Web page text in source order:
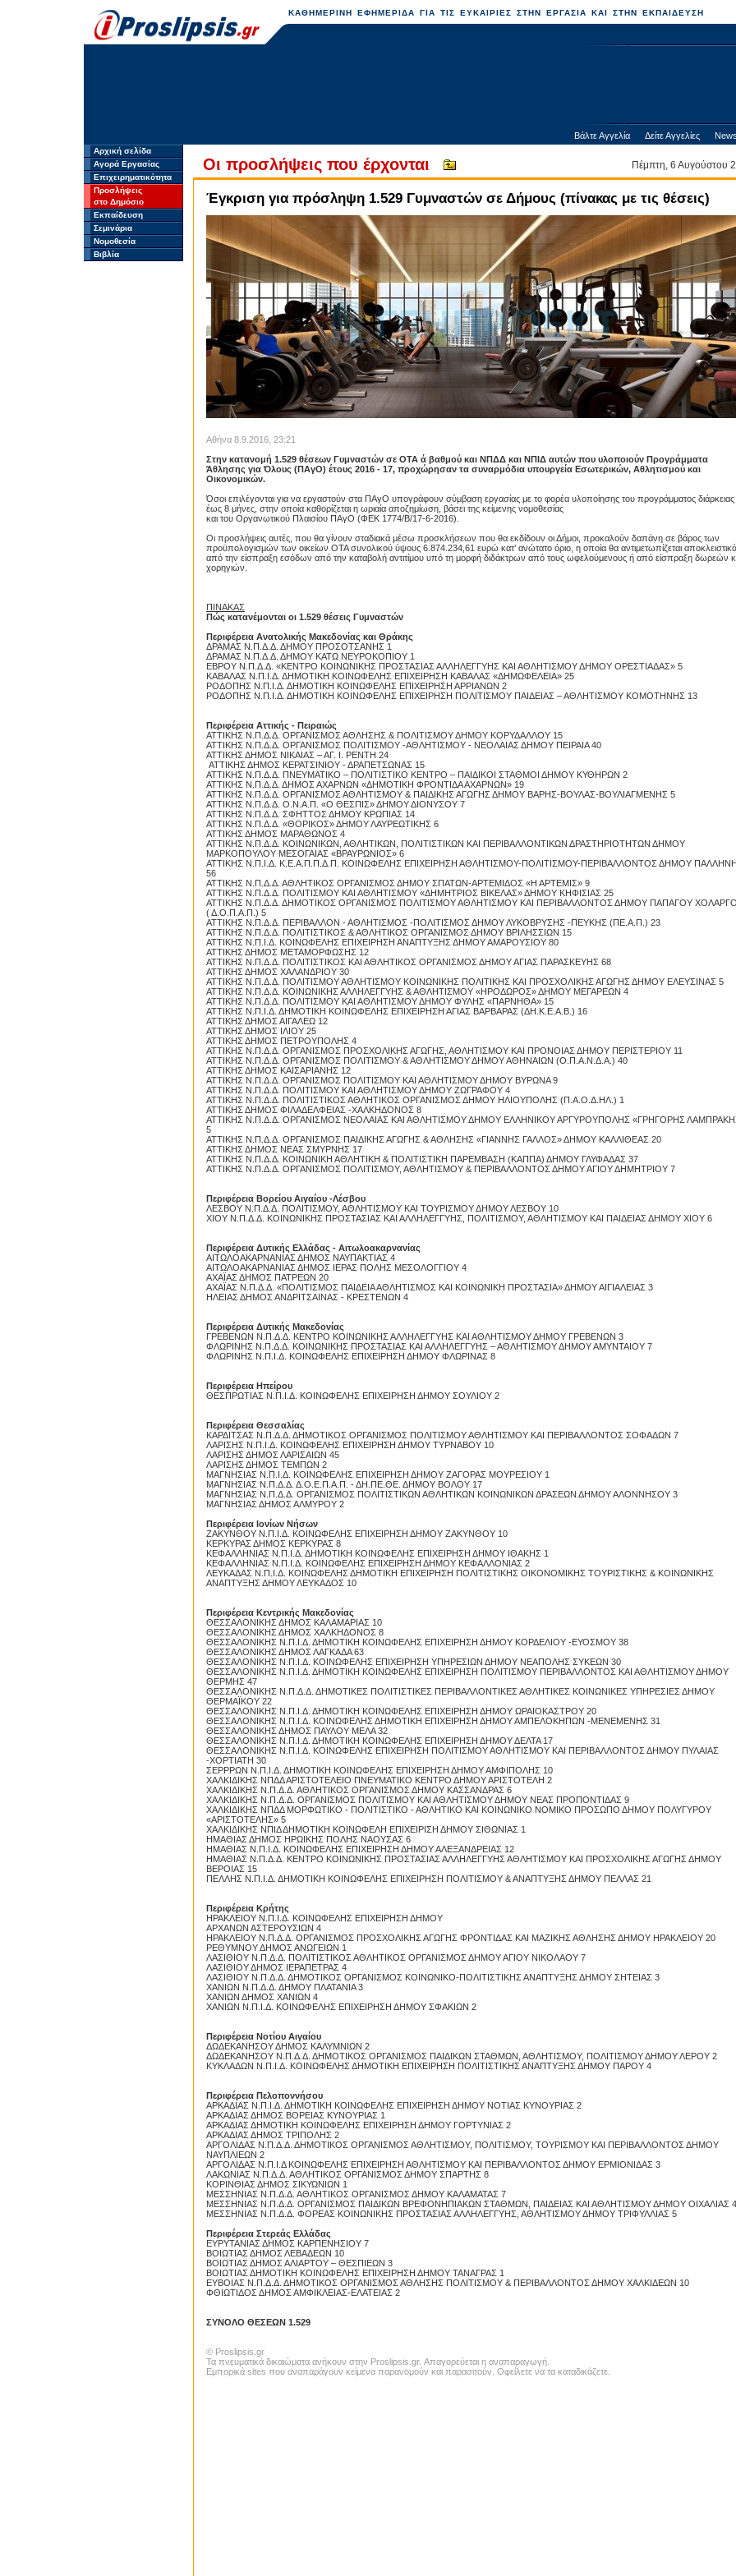
ΚΑΘΗΜΕΡΙΝΗ ΕΦΗΜΕΡΙΔΑ ΓΙΑ ΤΙΣ ΕΥΚΑΙΡΙΕΣ ΣΤΗΝ ΕΡΓΑΣΙΑ ΚΑΙ ΣΤΗΝ ΕΚΠΑΙΔΕΥΣΗ
Βάλτε Αγγελία Δείτε Αγγελίες
Αρχική σελίδα
Αγορά Εργασίας
Επιχειρηματικότητα
Προσλήψεις
στο Δημόσιο
Εκπαίδευση
Σεμινάρια
Νομοθεσία
Βιβλία
Οι προσλήψεις που έρχονται Πέμπτη, 6
Έγκριση για πρόσληψη 1.529 Γυμναστών σε Δήμους (πίνακας με τις θέσεις)
Αθήνα 8.9.2016, 23:21
Στην κατανομή 1.529 θέσεων Γυμναστών σε ΟΤΑ ά βαθμού και ΝΠΔΔ και ΝΠΙΔ αυτών που υλοποιούν Προγράμματα
Άθλησης για Όλους (ΠΑγΟ) έτους 2016 - 17, προχώρησαν τα συναρμόδια υπουργεία Εσωτερικών, Αθλητισμού και
Οικονομικών.
Όσοι επιλέγονται για να εργαστούν στα ΠΑγΟ υπογράφουν σύμβαση εργασίας με το φορέα υλοποίησης του προγράμματος διάρκειας
έως 8 μήνες, στην οποία καθορίζεται η ωριαία αποζημίωση, βάσει της κείμενης νομοθεσίας
και του Οργανωτικού Πλαισίου ΠΑγΟ (ΦΕΚ 1774/Β/17-6-2016).
Oι προσλήψεις αυτές, που θα γίνουν σταδιακά μέσω προσκλήσεων που θα εκδίδουν οι Δήμοι, προκαλούν δαπάνη σε βάρος των
προϋπολογισμών των οικείων ΟΤΑ συνολικού ύψους 6.874.234,61 ευρώ κατ’ ανώτατο όριο, η οποία θα αντιμετωπίζεται αποκλειστικά
από την είσπραξη εσόδων από την καταβολή αντιτίμου υπό τη μορφή διδάκτρων από τους ωφελούμενους ή από είσπραξη δωρεών
χορηγιών.
ΠΙΝΑΚΑΣ
Πώς κατανέμονται οι 1.529 θέσεις Γυμναστών
Περιφέρεια Ανατολικής Μακεδονίας και Θράκης
ΔΡΑΜΑΣ Ν.Π.Δ.Δ. ΔΗΜΟΥ ΠΡΟΣΟΤΣΑΝΗΣ 1
ΔΡΑΜΑΣ Ν.Π.Δ.Δ. ΔΗΜΟΥ ΚΑΤΩ ΝΕΥΡΟΚΟΠΙΟΥ 1
ΕΒΡΟΥ Ν.Π.Δ.Δ. «ΚΕΝΤΡΟ ΚΟΙΝΩΝΙΚΗΣ ΠΡΟΣΤΑΣΙΑΣ ΑΛΛΗΛΕΓΓΥΗΣ ΚΑΙ ΑΘΛΗΤΙΣΜΟΥ ΔΗΜΟΥ ΟΡΕΣΤΙΑΔΑΣ» 5
ΚΑΒΑΛΑΣ Ν.Π.Ι.Δ. ΔΗΜΟΤΙΚΗ ΚΟΙΝΩΦΕΛΗΣ ΕΠΙΧΕΙΡΗΣΗ ΚΑΒΑΛΑΣ «ΔΗΜΩΦΕΛΕΙΑ» 25
ΡΟΔΟΠΗΣ Ν.Π.Ι.Δ. ΔΗΜΟΤΙΚΗ ΚΟΙΝΩΦΕΛΗΣ ΕΠΙΧΕΙΡΗΣΗ ΑΡΡΙΑΝΩΝ 2
ΡΟΔΟΠΗΣ Ν.Π.Ι.Δ. ΔΗΜΟΤΙΚΗ ΚΟΙΝΩΦΕΛΗΣ ΕΠΙΧΕΙΡΗΣΗ ΠΟΛΙΤΙΣΜΟΥ ΠΑΙΔΕΙΑΣ – ΑΘΛΗΤΙΣΜΟΥ ΚΟΜΟΤΗΝΗΣ 13
Περιφέρεια Αττικής - Πειραιώς
ΑΤΤΙΚΗΣ Ν.Π.Δ.Δ. ΟΡΓΑΝΙΣΜΟΣ ΑΘΛΗΣΗΣ & ΠΟΛΙΤΙΣΜΟΥ ΔΗΜΟΥ ΚΟΡΥΔΑΛΛΟΥ 15
ΑΤΤΙΚΗΣ Ν.Π.Δ.Δ. ΟΡΓΑΝΙΣΜΟΣ ΠΟΛΙΤΙΣΜΟΥ -ΑΘΛΗΤΙΣΜΟΥ - ΝΕΟΛΑΙΑΣ ΔΗΜΟΥ ΠΕΙΡΑΙΑ 40
ΑΤΤΙΚΗΣ ΔΗΜΟΣ ΝΙΚΑΙΑΣ – ΑΓ. Ι. ΡΕΝΤΗ 24
ΑΤΤΙΚΗΣ ΔΗΜΟΣ ΚΕΡΑΤΣΙΝΙΟΥ - ΔΡΑΠΕΤΣΩΝΑΣ 15
ΑΤΤΙΚΗΣ Ν.Π.Δ.Δ. ΠΝΕΥΜΑΤΙΚΟ – ΠΟΛΙΤΙΣΤΙΚΟ ΚΕΝΤΡΟ – ΠΑΙΔΙΚΟΙ ΣΤΑΘΜΟΙ ΔΗΜΟΥ ΚΥΘΗΡΩΝ 2
ΑΤΤΙΚΗΣ Ν.Π.Δ.Δ. ΔΗΜΟΣ ΑΧΑΡΝΩΝ «ΔΗΜΟΤΙΚΗ ΦΡΟΝΤΙΔΑ ΑΧΑΡΝΩΝ» 19
ΑΤΤΙΚΗΣ Ν.Π.Δ.Δ. ΟΡΓΑΝΙΣΜΟΣ ΑΘΛΗΤΙΣΜΟΥ & ΠΑΙΔΙΚΗΣ ΑΓΩΓΗΣ ΔΗΜΟΥ ΒΑΡΗΣ-ΒΟΥΛΑΣ-ΒΟΥΛΙΑΓΜΕΝΗΣ 5
ΑΤΤΙΚΗΣ Ν.Π.Δ.Δ. Ο.Ν.Α.Π. «Ο ΘΕΣΠΙΣ» ΔΗΜΟΥ ΔΙΟΝΥΣΟΥ 7
ΑΤΤΙΚΗΣ Ν.Π.Δ.Δ. ΣΦΗΤΤΟΣ ΔΗΜΟΥ ΚΡΩΠΙΑΣ 14
ΑΤΤΙΚΗΣ Ν.Π.Δ.Δ. «ΘΟΡΙΚΟΣ» ΔΗΜΟΥ ΛΑΥΡΕΩΤΙΚΗΣ 6
ΑΤΤΙΚΗΣ ΔΗΜΟΣ ΜΑΡΑΘΩΝΟΣ 4
ΑΤΤΙΚΗΣ Ν.Π.Δ.Δ. ΚΟΙΝΩΝΙΚΩΝ, ΑΘΛΗΤΙΚΩΝ, ΠΟΛΙΤΙΣΤΙΚΩΝ ΚΑΙ ΠΕΡΙΒΑΛΛΟΝΤΙΚΩΝ ΔΡΑΣΤΗΡΙΟΤΗΤΩΝ ΔΗΜΟΥ
ΜΑΡΚΟΠΟΥΛΟΥ ΜΕΣΟΓΑΙΑΣ «ΒΡΑΥΡΩΝΙΟΣ» 6
ΑΤΤΙΚΗΣ Ν.Π.Ι.Δ. Κ.Ε.Α.Π.Π.Δ.Π. ΚΟΙΝΩΦΕΛΗΣ ΕΠΙΧΕΙΡΗΣΗ ΑΘΛΗΤΙΣΜΟΥ-ΠΟΛΙΤΙΣΜΟΥ-ΠΕΡΙΒΑΛΛΟΝΤΟΣ ΔΗΜΟΥ
56
ΑΤΤΙΚΗΣ Ν.Π.Δ.Δ. ΑΘΛΗΤΙΚΟΣ ΟΡΓΑΝΙΣΜΟΣ ΔΗΜΟΥ ΣΠΑΤΩΝ-ΑΡΤΕΜΙΔΟΣ «Η ΑΡΤΕΜΙΣ» 9
ΑΤΤΙΚΗΣ Ν.Π.Δ.Δ. ΠΟΛΙΤΙΣΜΟΥ ΚΑΙ ΑΘΛΗΤΙΣΜΟΥ «ΔΗΜΗΤΡΙΟΣ ΒΙΚΕΛΑΣ» ΔΗΜΟΥ ΚΗΦΙΣΙΑΣ 25
ΑΤΤΙΚΗΣ Ν.Π.Δ.Δ. ΔΗΜΟΤΙΚΟΣ ΟΡΓΑΝΙΣΜΟΣ ΠΟΛΙΤΙΣΜΟΥ ΑΘΛΗΤΙΣΜΟΥ ΚΑΙ ΠΕΡΙΒΑΛΛΟΝΤΟΣ ΔΗΜΟΥ ΠΑΠΑΓΟΥ
( Δ.Ο.Π.Α.Π.) 5
ΑΤΤΙΚΗΣ Ν.Π.Δ.Δ. ΠΕΡΙΒΑΛΛΟΝ - ΑΘΛΗΤΙΣΜΟΣ -ΠΟΛΙΤΙΣΜΟΣ ΔΗΜΟΥ ΛΥΚΟΒΡΥΣΗΣ -ΠΕΥΚΗΣ (ΠΕ.Α.Π.) 23
ΑΤΤΙΚΗΣ Ν.Π.Δ.Δ. ΠΟΛΙΤΙΣΤΙΚΟΣ & ΑΘΛΗΤΙΚΟΣ ΟΡΓΑΝΙΣΜΟΣ ΔΗΜΟΥ ΒΡΙΛΗΣΣΙΩΝ 15
ΑΤΤΙΚΗΣ Ν.Π.Ι.Δ. ΚΟΙΝΩΦΕΛΗΣ ΕΠΙΧΕΙΡΗΣΗ ΑΝΑΠΤΥΞΗΣ ΔΗΜΟΥ ΑΜΑΡΟΥΣΙΟΥ 80
ΑΤΤΙΚΗΣ ΔΗΜΟΣ ΜΕΤΑΜΟΡΦΩΣΗΣ 12
ΑΤΤΙΚΗΣ Ν.Π.Δ.Δ. ΠΟΛΙΤΙΣΤΙΚΟΣ ΚΑΙ ΑΘΛΗΤΙΚΟΣ ΟΡΓΑΝΙΣΜΟΣ ΔΗΜΟΥ ΑΓΙΑΣ ΠΑΡΑΣΚΕΥΗΣ 68
ΑΤΤΙΚΗΣ ΔΗΜΟΣ ΧΑΛΑΝΔΡΙΟΥ 30
ΑΤΤΙΚΗΣ Ν.Π.Δ.Δ. ΠΟΛΙΤΙΣΜΟΥ ΑΘΛΗΤΙΣΜΟΥ ΚΟΙΝΩΝΙΚΗΣ ΠΟΛΙΤΙΚΗΣ ΚΑΙ ΠΡΟΣΧΟΛΙΚΗΣ ΑΓΩΓΗΣ ΔΗΜΟΥ ΕΛΕΥΣΙΝΑΣ 5
ΑΤΤΙΚΗΣ Ν.Π.Δ.Δ. ΚΟΙΝΩΝΙΚΗΣ ΑΛΛΗΛΕΓΓΥΗΣ & ΑΘΛΗΤΙΣΜΟΥ «ΗΡΟΔΩΡΟΣ» ΔΗΜΟΥ ΜΕΓΑΡΕΩΝ 4
ΑΤΤΙΚΗΣ Ν.Π.Δ.Δ. ΠΟΛΙΤΙΣΜΟΥ ΚΑΙ ΑΘΛΗΤΙΣΜΟΥ ΔΗΜΟΥ ΦΥΛΗΣ «ΠΑΡΝΗΘΑ» 15
ΑΤΤΙΚΗΣ Ν.Π.Ι.Δ. ΔΗΜΟΤΙΚΗ ΚΟΙΝΩΦΕΛΗΣ ΕΠΙΧΕΙΡΗΣΗ ΑΓΙΑΣ ΒΑΡΒΑΡΑΣ (ΔΗ.Κ.Ε.Α.Β.) 16
ΑΤΤΙΚΗΣ ΔΗΜΟΣ ΑΙΓΑΛΕΩ 12
ΑΤΤΙΚΗΣ ΔΗΜΟΣ ΙΛΙΟΥ 25
ΑΤΤΙΚΗΣ ΔΗΜΟΣ ΠΕΤΡΟΥΠΟΛΗΣ 4
ΑΤΤΙΚΗΣ Ν.Π.Δ.Δ. ΟΡΓΑΝΙΣΜΟΣ ΠΡΟΣΧΟΛΙΚΗΣ ΑΓΩΓΗΣ, ΑΘΛΗΤΙΣΜΟΥ ΚΑΙ ΠΡΟΝΟΙΑΣ ΔΗΜΟΥ ΠΕΡΙΣΤΕΡΙΟΥ 11
ΑΤΤΙΚΗΣ Ν.Π.Δ.Δ. ΟΡΓΑΝΙΣΜΟΣ ΠΟΛΙΤΙΣΜΟΥ & ΑΘΛΗΤΙΣΜΟΥ ΔΗΜΟΥ ΑΘΗΝΑΙΩΝ (Ο.Π.Α.Ν.Δ.Α.) 40
ΑΤΤΙΚΗΣ ΔΗΜΟΣ ΚΑΙΣΑΡΙΑΝΗΣ 12
ΑΤΤΙΚΗΣ Ν.Π.Δ.Δ. ΟΡΓΑΝΙΣΜΟΣ ΠΟΛΙΤΙΣΜΟΥ ΚΑΙ ΑΘΛΗΤΙΣΜΟΥ ΔΗΜΟΥ ΒΥΡΩΝΑ 9
ΑΤΤΙΚΗΣ Ν.Π.Δ.Δ. ΠΟΛΙΤΙΣΜΟΥ ΚΑΙ ΑΘΛΗΤΙΣΜΟΥ ΔΗΜΟΥ ΖΩΓΡΑΦΟΥ 4
ΑΤΤΙΚΗΣ Ν.Π.Δ.Δ. ΠΟΛΙΤΙΣΤΙΚΟΣ ΑΘΛΗΤΙΚΟΣ ΟΡΓΑΝΙΣΜΟΣ ΔΗΜΟΥ ΗΛΙΟΥΠΟΛΗΣ (Π.Α.Ο.Δ.ΗΛ.) 1
ΑΤΤΙΚΗΣ ΔΗΜΟΣ ΦΙΛΑΔΕΛΦΕΙΑΣ -ΧΑΛΚΗΔΟΝΟΣ 8
ΑΤΤΙΚΗΣ Ν.Π.Δ.Δ. ΟΡΓΑΝΙΣΜΟΣ ΝΕΟΛΑΙΑΣ ΚΑΙ ΑΘΛΗΤΙΣΜΟΥ ΔΗΜΟΥ ΕΛΛΗΝΙΚΟΥ ΑΡΓΥΡΟΥΠΟΛΗΣ «ΓΡΗΓΟΡΗΣ
5
ΑΤΤΙΚΗΣ Ν.Π.Δ.Δ. ΟΡΓΑΝΙΣΜΟΣ ΠΑΙΔΙΚΗΣ ΑΓΩΓΗΣ & ΑΘΛΗΣΗΣ «ΓΙΑΝΝΗΣ ΓΑΛΛΟΣ» ΔΗΜΟΥ ΚΑΛΛΙΘΕΑΣ 20
ΑΤΤΙΚΗΣ ΔΗΜΟΣ ΝΕΑΣ ΣΜΥΡΝΗΣ 17
ΑΤΤΙΚΗΣ Ν.Π.Δ.Δ. ΚΟΙΝΩΝΙΚΗ ΑΘΛΗΤΙΚΗ & ΠΟΛΙΤΙΣΤΙΚΗ ΠΑΡΕΜΒΑΣΗ (ΚΑΠΠΑ) ΔΗΜΟΥ ΓΛΥΦΑΔΑΣ 37
ΑΤΤΙΚΗΣ Ν.Π.Δ.Δ. ΟΡΓΑΝΙΣΜΟΣ ΠΟΛΙΤΙΣΜΟΥ, ΑΘΛΗΤΙΣΜΟΥ & ΠΕΡΙΒΑΛΛΟΝΤΟΣ ΔΗΜΟΥ ΑΓΙΟΥ ΔΗΜΗΤΡΙΟΥ 7
Περιφέρεια Βορείου Αιγαίου -Λέσβου
ΛΕΣΒΟΥ Ν.Π.Δ.Δ. ΠΟΛΙΤΙΣΜΟΥ, ΑΘΛΗΤΙΣΜΟΥ ΚΑΙ ΤΟΥΡΙΣΜΟΥ ΔΗΜΟΥ ΛΕΣΒΟΥ 10
ΧΙΟΥ Ν.Π.Δ.Δ. ΚΟΙΝΩΝΙΚΗΣ ΠΡΟΣΤΑΣΙΑΣ ΚΑΙ ΑΛΛΗΛΕΓΓΥΗΣ, ΠΟΛΙΤΙΣΜΟΥ, ΑΘΛΗΤΙΣΜΟΥ ΚΑΙ ΠΑΙΔΕΙΑΣ ΔΗΜΟΥ ΧΙΟΥ 6
Περιφέρεια Δυτικής Ελλάδας - Αιτωλοακαρνανίας
ΑΙΤΩΛΟΑΚΑΡΝΑΝΙΑΣ ΔΗΜΟΣ ΝΑΥΠΑΚΤΙΑΣ 4
ΑΙΤΩΛΟΑΚΑΡΝΑΝΙΑΣ ΔΗΜΟΣ ΙΕΡΑΣ ΠΟΛΗΣ ΜΕΣΟΛΟΓΓΙΟΥ 4
ΑΧΑΪΑΣ ΔΗΜΟΣ ΠΑΤΡΕΩΝ 20
ΑΧΑΪΑΣ Ν.Π.Δ.Δ. «ΠΟΛΙΤΙΣΜΟΣ ΠΑΙΔΕΙΑ ΑΘΛΗΤΙΣΜΟΣ ΚΑΙ ΚΟΙΝΩΝΙΚΗ ΠΡΟΣΤΑΣΙΑ» ΔΗΜΟΥ ΑΙΓΙΑΛΕΙΑΣ 3
ΗΛΕΙΑΣ ΔΗΜΟΣ ΑΝΔΡΙΤΣΑΙΝΑΣ - ΚΡΕΣΤΕΝΩΝ 4
Περιφέρεια Δυτικής Μακεδονίας
ΓΡΕΒΕΝΩΝ Ν.Π.Δ.Δ. ΚΕΝΤΡΟ ΚΟΙΝΩΝΙΚΗΣ ΑΛΛΗΛΕΓΓΥΗΣ ΚΑΙ ΑΘΛΗΤΙΣΜΟΥ ΔΗΜΟΥ ΓΡΕΒΕΝΩΝ 3
ΦΛΩΡΙΝΗΣ Ν.Π.Δ.Δ. ΚΟΙΝΩΝΙΚΗΣ ΠΡΟΣΤΑΣΙΑΣ ΚΑΙ ΑΛΛΗΛΕΓΓΥΗΣ – ΑΘΛΗΤΙΣΜΟΥ ΔΗΜΟΥ ΑΜΥΝΤΑΙΟΥ 7
ΦΛΩΡΙΝΗΣ Ν.Π.Ι.Δ. ΚΟΙΝΩΦΕΛΗΣ ΕΠΙΧΕΙΡΗΣΗ ΔΗΜΟΥ ΦΛΩΡΙΝΑΣ 8
Περιφέρεια Ηπείρου
ΘΕΣΠΡΩΤΙΑΣ Ν.Π.Ι.Δ. ΚΟΙΝΩΦΕΛΗΣ ΕΠΙΧΕΙΡΗΣΗ ΔΗΜΟΥ ΣΟΥΛΙΟΥ 2
Περιφέρεια Θεσσαλίας
ΚΑΡΔΙΤΣΑΣ Ν.Π.Δ.Δ. ΔΗΜΟΤΙΚΟΣ ΟΡΓΑΝΙΣΜΟΣ ΠΟΛΙΤΙΣΜΟΥ ΑΘΛΗΤΙΣΜΟΥ ΚΑΙ ΠΕΡΙΒΑΛΛΟΝΤΟΣ ΣΟΦΑΔΩΝ 7
ΛΑΡΙΣΗΣ Ν.Π.Ι.Δ. ΚΟΙΝΩΦΕΛΗΣ ΕΠΙΧΕΙΡΗΣΗ ΔΗΜΟΥ ΤΥΡΝΑΒΟΥ 10
ΛΑΡΙΣΗΣ ΔΗΜΟΣ ΛΑΡΙΣΑΙΩΝ 45
ΛΑΡΙΣΗΣ ΔΗΜΟΣ ΤΕΜΠΩΝ 2
ΜΑΓΝΗΣΙΑΣ Ν.Π.Ι.Δ. ΚΟΙΝΩΦΕΛΗΣ ΕΠΙΧΕΙΡΗΣΗ ΔΗΜΟΥ ΖΑΓΟΡΑΣ ΜΟΥΡΕΣΙΟΥ 1
ΜΑΓΝΗΣΙΑΣ Ν.Π.Δ.Δ. Δ.Ο.Ε.Π.Α.Π. - ΔΗ.ΠΕ.ΘΕ. ΔΗΜΟΥ ΒΟΛΟΥ 17
ΜΑΓΝΗΣΙΑΣ Ν.Π.Δ.Δ. ΟΡΓΑΝΙΣΜΟΣ ΠΟΛΙΤΙΣΤΙΚΩΝ ΑΘΛΗΤΙΚΩΝ ΚΟΙΝΩΝΙΚΩΝ ΔΡΑΣΕΩΝ ΔΗΜΟΥ ΑΛΟΝΝΗΣΟΥ 3
ΜΑΓΝΗΣΙΑΣ ΔΗΜΟΣ ΑΛΜΥΡΟΥ 2
Περιφέρεια Ιονίων Νήσων
ΖΑΚΥΝΘΟΥ Ν.Π.Ι.Δ. ΚΟΙΝΩΦΕΛΗΣ ΕΠΙΧΕΙΡΗΣΗ ΔΗΜΟΥ ΖΑΚΥΝΘΟΥ 10
ΚΕΡΚΥΡΑΣ ΔΗΜΟΣ ΚΕΡΚΥΡΑΣ 8
ΚΕΦΑΛΛΗΝΙΑΣ Ν.Π.Ι.Δ. ΔΗΜΟΤΙΚΗ ΚΟΙΝΩΦΕΛΗΣ ΕΠΙΧΕΙΡΗΣΗ ΔΗΜΟΥ ΙΘΑΚΗΣ 1
ΚΕΦΑΛΛΗΝΙΑΣ Ν.Π.Ι.Δ. ΚΟΙΝΩΦΕΛΗΣ ΕΠΙΧΕΙΡΗΣΗ ΔΗΜΟΥ ΚΕΦΑΛΛΟΝΙΑΣ 2
ΛΕΥΚΑΔΑΣ Ν.Π.Ι.Δ. ΚΟΙΝΩΦΕΛΗΣ ΔΗΜΟΤΙΚΗ ΕΠΙΧΕΙΡΗΣΗ ΠΟΛΙΤΙΣΤΙΚΗΣ ΟΙΚΟΝΟΜΙΚΗΣ ΤΟΥΡΙΣΤΙΚΗΣ & ΚΟΙΝΩΝΙΚΗΣ
ΑΝΑΠΤΥΞΗΣ ΔΗΜΟΥ ΛΕΥΚΑΔΟΣ 10
Περιφέρεια Κεντρικής Μακεδονίας
ΘΕΣΣΑΛΟΝΙΚΗΣ ΔΗΜΟΣ ΚΑΛΑΜΑΡΙΑΣ 10
ΘΕΣΣΑΛΟΝΙΚΗΣ ΔΗΜΟΣ ΧΑΛΚΗΔΟΝΟΣ 8
ΘΕΣΣΑΛΟΝΙΚΗΣ Ν.Π.Ι.Δ. ΔΗΜΟΤΙΚΗ ΚΟΙΝΩΦΕΛΗΣ ΕΠΙΧΕΙΡΗΣΗ ΔΗΜΟΥ ΚΟΡΔΕΛΙΟΥ -ΕΥΟΣΜΟΥ 38
ΘΕΣΣΑΛΟΝΙΚΗΣ ΔΗΜΟΣ ΛΑΓΚΑΔΑ 63
ΘΕΣΣΑΛΟΝΙΚΗΣ Ν.Π.Ι.Δ. ΚΟΙΝΩΦΕΛΗΣ ΕΠΙΧΕΙΡΗΣΗ ΥΠΗΡΕΣΙΩΝ ΔΗΜΟΥ ΝΕΑΠΟΛΗΣ ΣΥΚΕΩΝ 30
ΘΕΣΣΑΛΟΝΙΚΗΣ Ν.Π.Ι.Δ. ΔΗΜΟΤΙΚΗ ΚΟΙΝΩΦΕΛΗΣ ΕΠΙΧΕΙΡΗΣΗ ΠΟΛΙΤΙΣΜΟΥ ΠΕΡΙΒΑΛΛΟΝΤΟΣ ΚΑΙ ΑΘΛΗΤΙΣΜΟΥ ΔΗΜΟΥ
ΘΕΡΜΗΣ 47
ΘΕΣΣΑΛΟΝΙΚΗΣ Ν.Π.Δ.Δ. ΔΗΜΟΤΙΚΕΣ ΠΟΛΙΤΙΣΤΙΚΕΣ ΠΕΡΙΒΑΛΛΟΝΤΙΚΕΣ ΑΘΛΗΤΙΚΕΣ ΚΟΙΝΩΝΙΚΕΣ ΥΠΗΡΕΣΙΕΣ ΔΗΜΟΥ
ΘΕΡΜΑΪΚΟΥ 22
ΘΕΣΣΑΛΟΝΙΚΗΣ Ν.Π.Ι.Δ. ΔΗΜΟΤΙΚΗ ΚΟΙΝΩΦΕΛΗΣ ΕΠΙΧΕΙΡΗΣΗ ΔΗΜΟΥ ΩΡΑΙΟΚΑΣΤΡΟΥ 20
ΘΕΣΣΑΛΟΝΙΚΗΣ Ν.Π.Ι.Δ. ΚΟΙΝΩΦΕΛΗΣ ΔΗΜΟΤΙΚΗ ΕΠΙΧΕΙΡΗΣΗ ΔΗΜΟΥ ΑΜΠΕΛΟΚΗΠΩΝ -ΜΕΝΕΜΕΝΗΣ 31
ΘΕΣΣΑΛΟΝΙΚΗΣ ΔΗΜΟΣ ΠΑΥΛΟΥ ΜΕΛΑ 32
ΘΕΣΣΑΛΟΝΙΚΗΣ Ν.Π.Ι.Δ. ΔΗΜΟΤΙΚΗ ΚΟΙΝΩΦΕΛΗΣ ΕΠΙΧΕΙΡΗΣΗ ΔΗΜΟΥ ΔΕΛΤΑ 17
ΘΕΣΣΑΛΟΝΙΚΗΣ Ν.Π.Ι.Δ. ΚΟΙΝΩΦΕΛΗΣ ΕΠΙΧΕΙΡΗΣΗ ΠΟΛΙΤΙΣΜΟΥ ΑΘΛΗΤΙΣΜΟΥ ΚΑΙ ΠΕΡΙΒΑΛΛΟΝΤΟΣ ΔΗΜΟΥ ΠΥΛΑΙΑΣ
-ΧΟΡΤΙΑΤΗ 30
ΣΕΡΡΡΩΝ Ν.Π.Ι.Δ. ΔΗΜΟΤΙΚΗ ΚΟΙΝΩΦΕΛΗΣ ΕΠΙΧΕΙΡΗΣΗ ΔΗΜΟΥ ΑΜΦΙΠΟΛΗΣ 10
ΧΑΛΚΙΔΙΚΗΣ ΝΠΔΔ ΑΡΙΣΤΟΤΕΛΕΙΟ ΠΝΕΥΜΑΤΙΚΟ ΚΕΝΤΡΟ ΔΗΜΟΥ ΑΡΙΣΤΟΤΕΛΗ 2
ΧΑΛΚΙΔΙΚΗΣ Ν.Π.Δ.Δ. ΑΘΛΗΤΙΚΟΣ ΟΡΓΑΝΙΣΜΟΣ ΔΗΜΟΥ ΚΑΣΣΑΝΔΡΑΣ 6
ΧΑΛΚΙΔΙΚΗΣ Ν.Π.Δ.Δ. ΟΡΓΑΝΙΣΜΟΣ ΠΟΛΙΤΙΣΜΟΥ ΚΑΙ ΑΘΛΗΤΙΣΜΟΥ ΔΗΜΟΥ ΝΕΑΣ ΠΡΟΠΟΝΤΙΔΑΣ 9
ΧΑΛΚΙΔΙΚΗΣ ΝΠΔΔ ΜΟΡΦΩΤΙΚΟ - ΠΟΛΙΤΙΣΤΙΚΟ - ΑΘΛΗΤΙΚΟ ΚΑΙ ΚΟΙΝΩΝΙΚΟ ΝΟΜΙΚΟ ΠΡΟΣΩΠΟ ΔΗΜΟΥ ΠΟΛΥΓΥΡΟΥ
«ΑΡΙΣΤΟΤΕΛΗΣ» 5
ΧΑΛΚΙΔΙΚΗΣ ΝΠΙΔ ΔΗΜΟΤΙΚΗ ΚΟΙΝΩΦΕΛΗ ΕΠΙΧΕΙΡΙΣΗ ΔΗΜΟΥ ΣΙΘΩΝΙΑΣ 1
ΗΜΑΘΙΑΣ ΔΗΜΟΣ ΗΡΩΙΚΗΣ ΠΟΛΗΣ ΝΑΟΥΣΑΣ 6
ΗΜΑΘΙΑΣ Ν.Π.Ι.Δ. ΚΟΙΝΩΦΕΛΗΣ ΕΠΙΧΕΙΡΗΣΗ ΔΗΜΟΥ ΑΛΕΞΑΝΔΡΕΙΑΣ 12
ΗΜΑΘΙΑΣ Ν.Π.Δ.Δ. ΚΕΝΤΡΟ ΚΟΙΝΩΝΙΚΗΣ ΠΡΟΣΤΑΣΙΑΣ ΑΛΛΗΛΕΓΓΥΗΣ ΑΘΛΗΤΙΣΜΟΥ ΚΑΙ ΠΡΟΣΧΟΛΙΚΗΣ ΑΓΩΓΗΣ ΔΗΜΟΥ
ΒΕΡΟΙΑΣ 15
ΠΕΛΛΗΣ Ν.Π.Ι.Δ. ΔΗΜΟΤΙΚΗ ΚΟΙΝΩΦΕΛΗΣ ΕΠΙΧΕΙΡΗΣΗ ΠΟΛΙΤΙΣΜΟΥ & ΑΝΑΠΤΥΞΗΣ ΔΗΜΟΥ ΠΕΛΛΑΣ 21
Περιφέρεια Κρήτης
ΗΡΑΚΛΕΙΟΥ Ν.Π.Ι.Δ. ΚΟΙΝΩΦΕΛΗΣ ΕΠΙΧΕΙΡΗΣΗ ΔΗΜΟΥ
ΑΡΧΑΝΩΝ ΑΣΤΕΡΟΥΣΙΩΝ 4
ΗΡΑΚΛΕΙΟΥ Ν.Π.Δ.Δ. ΟΡΓΑΝΙΣΜΟΣ ΠΡΟΣΧΟΛΙΚΗΣ ΑΓΩΓΗΣ ΦΡΟΝΤΙΔΑΣ ΚΑΙ ΜΑΖΙΚΗΣ ΑΘΛΗΣΗΣ ΔΗΜΟΥ ΗΡΑΚΛΕΙΟΥ 20
ΡΕΘΥΜΝΟΥ ΔΗΜΟΣ ΑΝΩΓΕΙΩΝ 1
ΛΑΣΙΘΙΟΥ Ν.Π.Δ.Δ. ΠΟΛΙΤΙΣΤΙΚΟΣ ΑΘΛΗΤΙΚΟΣ ΟΡΓΑΝΙΣΜΟΣ ΔΗΜΟΥ ΑΓΙΟΥ ΝΙΚΟΛΑΟΥ 7
ΛΑΣΙΘΙΟΥ ΔΗΜΟΣ ΙΕΡΑΠΕΤΡΑΣ 4
ΛΑΣΙΘΙΟΥ Ν.Π.Δ.Δ. ΔΗΜΟΤΙΚΟΣ ΟΡΓΑΝΙΣΜΟΣ ΚΟΙΝΩΝΙΚΟ-ΠΟΛΙΤΙΣΤΙΚΗΣ ΑΝΑΠΤΥΞΗΣ ΔΗΜΟΥ ΣΗΤΕΙΑΣ 3
ΧΑΝΙΩΝ Ν.Π.Δ.Δ. ΔΗΜΟΥ ΠΛΑΤΑΝΙΑ 3
ΧΑΝΙΩΝ ΔΗΜΟΣ ΧΑΝΙΩΝ 4
ΧΑΝΙΩΝ Ν.Π.Ι.Δ. ΚΟΙΝΩΦΕΛΗΣ ΕΠΙΧΕΙΡΗΣΗ ΔΗΜΟΥ ΣΦΑΚΙΩΝ 2
Περιφέρεια Νοτίου Αιγαίου
ΔΩΔΕΚΑΝΗΣΟΥ ΔΗΜΟΣ ΚΑΛΥΜΝΙΩΝ 2
ΔΩΔΕΚΑΝΗΣΟΥ Ν.Π.Δ.Δ. ΔΗΜΟΤΙΚΟΣ ΟΡΓΑΝΙΣΜΟΣ ΠΑΙΔΙΚΩΝ ΣΤΑΘΜΩΝ, ΑΘΛΗΤΙΣΜΟΥ, ΠΟΛΙΤΙΣΜΟΥ ΔΗΜΟΥ ΛΕΡΟΥ 2
ΚΥΚΛΑΔΩΝ Ν.Π.Ι.Δ. ΚΟΙΝΩΦΕΛΗΣ ΔΗΜΟΤΙΚΗ ΕΠΙΧΕΙΡΗΣΗ ΠΟΛΙΤΙΣΤΙΚΗΣ ΑΝΑΠΤΥΞΗΣ ΔΗΜΟΥ ΠΑΡΟΥ 4
Περιφέρεια Πελοποννήσου
ΑΡΚΑΔΙΑΣ Ν.Π.Ι.Δ. ΔΗΜΟΤΙΚΗ ΚΟΙΝΩΦΕΛΗΣ ΕΠΙΧΕΙΡΗΣΗ ΔΗΜΟΥ ΝΟΤΙΑΣ ΚΥΝΟΥΡΙΑΣ 2
ΑΡΚΑΔΙΑΣ ΔΗΜΟΣ ΒΟΡΕΙΑΣ ΚΥΝΟΥΡΙΑΣ 1
ΑΡΚΑΔΙΑΣ ΔΗΜΟΤΙΚΗ ΚΟΙΝΩΦΕΛΗΣ ΕΠΙΧΕΙΡΗΣΗ ΔΗΜΟΥ ΓΟΡΤΥΝΙΑΣ 2
ΑΡΚΑΔΙΑΣ ΔΗΜΟΣ ΤΡΙΠΟΛΗΣ 2
ΑΡΓΟΛΙΔΑΣ Ν.Π.Δ.Δ. ΔΗΜΟΤΙΚΟΣ ΟΡΓΑΝΙΣΜΟΣ ΑΘΛΗΤΙΣΜΟΥ, ΠΟΛΙΤΙΣΜΟΥ, ΤΟΥΡΙΣΜΟΥ ΚΑΙ ΠΕΡΙΒΑΛΛΟΝΤΟΣ ΔΗΜΟΥ
ΝΑΥΠΛΙΕΩΝ 2
ΑΡΓΟΛΙΔΑΣ Ν.Π.Ι.Δ ΚΟΙΝΩΦΕΛΗΣ ΕΠΙΧΕΙΡΗΣΗ ΑΘΛΗΤΙΣΜΟΥ ΚΑΙ ΠΕΡΙΒΑΛΛΟΝΤΟΣ ΔΗΜΟΥ ΕΡΜΙΟΝΙΔΑΣ 3
ΛΑΚΩΝΙΑΣ Ν.Π.Δ.Δ. ΑΘΛΗΤΙΚΟΣ ΟΡΓΑΝΙΣΜΟΣ ΔΗΜΟΥ ΣΠΑΡΤΗΣ 8
ΚΟΡΙΝΘΙΑΣ ΔΗΜΟΣ ΣΙΚΥΩΝΙΩΝ 1
ΜΕΣΣΗΝΙΑΣ Ν.Π.Δ.Δ. ΑΘΛΗΤΙΚΟΣ ΟΡΓΑΝΙΣΜΟΣ ΔΗΜΟΥ ΚΑΛΑΜΑΤΑΣ 7
ΜΕΣΣΗΝΙΑΣ Ν.Π.Δ.Δ. ΟΡΓΑΝΙΣΜΟΣ ΠΑΙΔΙΚΩΝ ΒΡΕΦΟΝΗΠΙΑΚΩΝ ΣΤΑΘΜΩΝ, ΠΑΙΔΕΙΑΣ ΚΑΙ ΑΘΛΗΤΙΣΜΟΥ ΔΗΜΟΥ ΟΙΧΑΛΙΑΣ 4
ΜΕΣΣΗΝΙΑΣ Ν.Π.Δ.Δ. ΦΟΡΕΑΣ ΚΟΙΝΩΝΙΚΗΣ ΠΡΟΣΤΑΣΙΑΣ ΑΛΛΗΛΕΓΓΥΗΣ, ΑΘΛΗΤΙΣΜΟΥ ΔΗΜΟΥ ΤΡΙΦΥΛΛΙΑΣ 5
Περιφέρεια Στερεάς Ελλάδας
ΕΥΡΥΤΑΝΙΑΣ ΔΗΜΟΣ ΚΑΡΠΕΝΗΣΙΟΥ 7
ΒΟΙΩΤΙΑΣ ΔΗΜΟΣ ΛΕΒΑΔΕΩΝ 10
ΒΟΙΩΤΙΑΣ ΔΗΜΟΣ ΑΛΙΑΡΤΟΥ – ΘΕΣΠΙΕΩΝ 3
ΒΟΙΩΤΙΑΣ ΔΗΜΟΤΙΚΗ ΚΟΙΝΩΦΕΛΗΣ ΕΠΙΧΕΙΡΗΣΗ ΔΗΜΟΥ ΤΑΝΑΓΡΑΣ 1
ΕΥΒΟΙΑΣ Ν.Π.Δ.Δ. ΔΗΜΟΤΙΚΟΣ ΟΡΓΑΝΙΣΜΟΣ ΑΘΛΗΣΗΣ ΠΟΛΙΤΙΣΜΟΥ & ΠΕΡΙΒΑΛΛΟΝΤΟΣ ΔΗΜΟΥ ΧΑΛΚΙΔΕΩΝ 10
ΦΘΙΩΤΙΔΟΣ ΔΗΜΟΣ ΑΜΦΙΚΛΕΙΑΣ-ΕΛΑΤΕΙΑΣ 2
ΣΥΝΟΛΟ ΘΕΣΕΩΝ 1.529
© Proslipsis.gr
Τα πνευματικά δικαιώματα ανήκουν στην Proslipsis.gr. Απαγορεύεται η αναπαραγωγή.
Εμπορικά sites που αναπαράγουν κείμενα παρανομούν και παρασιτούν. Οφείλετε να τα καταδικάζετε.